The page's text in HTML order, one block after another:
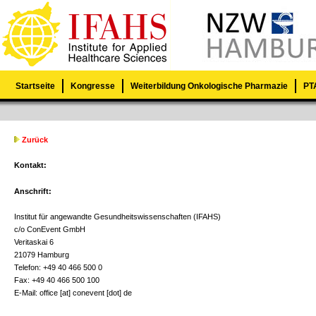
Startseite Kongresse Weiterbildung Onkologische Pharmazie
Zurück
Kontakt:
Anschrift:
Institut für angewandte Gesundheitswissenschaften (IFAHS)
c/o ConEvent GmbH
Veritaskai 6
21079 Hamburg
Telefon: +49 40 466 500 0
Fax: +49 40 466 500 100
E-Mail: office [at] conevent [dot] de